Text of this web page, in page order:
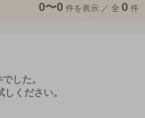
0〜0 件を表示 ／ 全 0 件
した。
ください。